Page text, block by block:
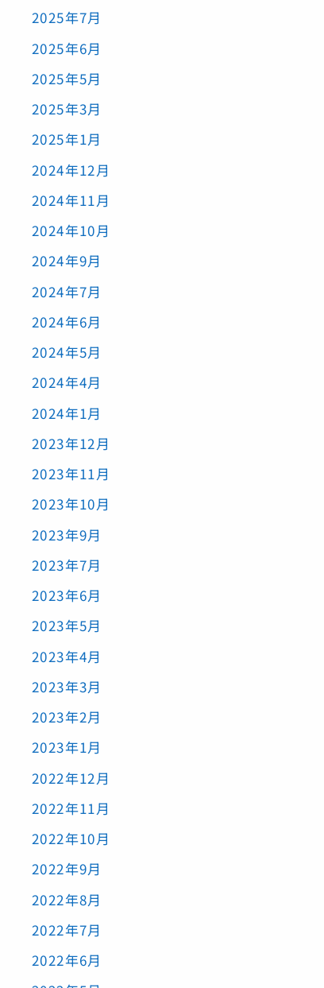
2025年7月
2025年6月
2025年5月
2025年3月
2025年1月
2024年12月
2024年11月
2024年10月
2024年9月
2024年7月
2024年6月
2024年5月
2024年4月
2024年1月
2023年12月
2023年11月
2023年10月
2023年9月
2023年7月
2023年6月
2023年5月
2023年4月
2023年3月
2023年2月
2023年1月
2022年12月
2022年11月
2022年10月
2022年9月
2022年8月
2022年7月
2022年6月